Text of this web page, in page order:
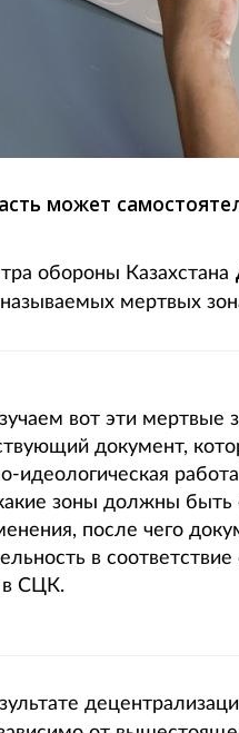
может
обороны Казахстана
мертвых
вот эти мертвые
документ,
идеологическая
зоны должны быть
после чего
в
СЦК.